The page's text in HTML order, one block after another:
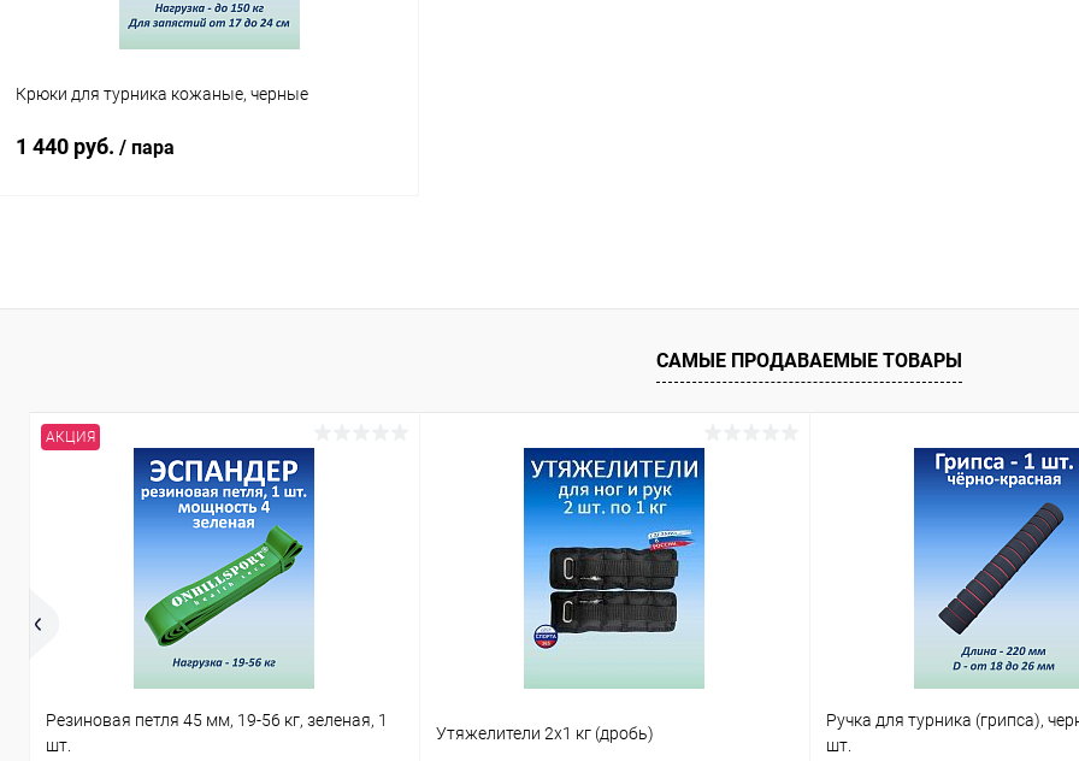
Крюки для турника кожаные, черные
1 440 руб. / пара
Купить в 1 клик Сравнение
САМЫЕ ПРОДАВАЕМЫЕ ТОВАРЫ
АКЦИЯ
Резиновая петля 45 мм, 19-56 кг, зеленая, 1
шт.
Утяжелители 2х1 кг (дробь)
Ручка для турника (грипса),
шт.